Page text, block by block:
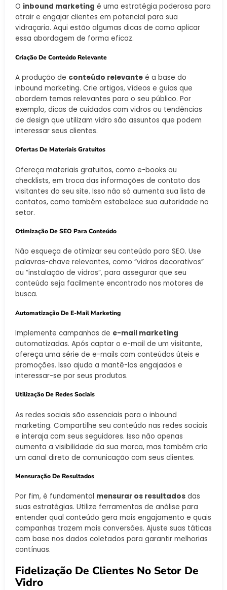
O inbound marketing é uma estratégia poderosa para
atrair e engajar clientes em potencial para sua
vidraçaria. Aqui estão algumas dicas de como aplicar
essa abordagem de forma eficaz.
Criação De Conteúdo Relevante
A produção de conteúdo relevante é a base do
inbound marketing. Crie artigos, vídeos e guias que
abordem temas relevantes para o seu público. Por
exemplo, dicas de cuidados com vidros ou tendências
de design que utilizam vidro são assuntos que podem
interessar seus clientes.
Ofertas De Materiais Gratuitos
Ofereça materiais gratuitos, como e-books ou
checklists, em troca das informações de contato dos
visitantes do seu site. Isso não só aumenta sua lista de
contatos, como também estabelece sua autoridade no
setor.
Otimização De SEO Para Conteúdo
Não esqueça de otimizar seu conteúdo para SEO. Use
palavras-chave relevantes, como “vidros decorativos”
ou “instalação de vidros”, para assegurar que seu
conteúdo seja facilmente encontrado nos motores de
busca.
Automatização De E-Mail Marketing
Implemente campanhas de e-mail marketing
automatizadas. Após captar o e-mail de um visitante,
ofereça uma série de e-mails com conteúdos úteis e
promoções. Isso ajuda a mantê-los engajados e
interessar-se por seus produtos.
Utilização De Redes Sociais
As redes sociais são essenciais para o inbound
marketing. Compartilhe seu conteúdo nas redes sociais
e interaja com seus seguidores. Isso não apenas
aumenta a visibilidade da sua marca, mas também cria
um canal direto de comunicação com seus clientes.
Mensuração De Resultados
Por fim, é fundamental mensurar os resultados das
suas estratégias. Utilize ferramentas de análise para
entender qual conteúdo gera mais engajamento e quais
campanhas trazem mais conversões. Ajuste suas táticas
com base nos dados coletados para garantir melhorias
contínuas.
Fidelização De Clientes No Setor De
Vidro